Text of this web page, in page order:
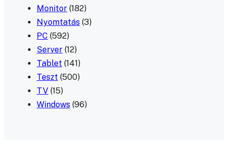
Monitor (182)
Nyomtatás (3)
PC (592)
Server (12)
Tablet (141)
Teszt (500)
TV (15)
Windows (96)